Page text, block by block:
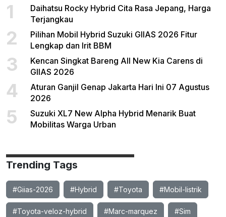
1
Daihatsu Rocky Hybrid Cita Rasa Jepang, Harga
Terjangkau
2
Pilihan Mobil Hybrid Suzuki GIIAS 2026 Fitur
Lengkap dan Irit BBM
3
Kencan Singkat Bareng All New Kia Carens di
GIIAS 2026
4
Aturan Ganjil Genap Jakarta Hari Ini 07 Agustus
2026
5
Suzuki XL7 New Alpha Hybrid Menarik Buat
Mobilitas Warga Urban
Trending Tags
#Giias-2026 #Hybrid #Toyota #Mobil-listrik
#Toyota-veloz-hybrid #Marc-marquez #Sim